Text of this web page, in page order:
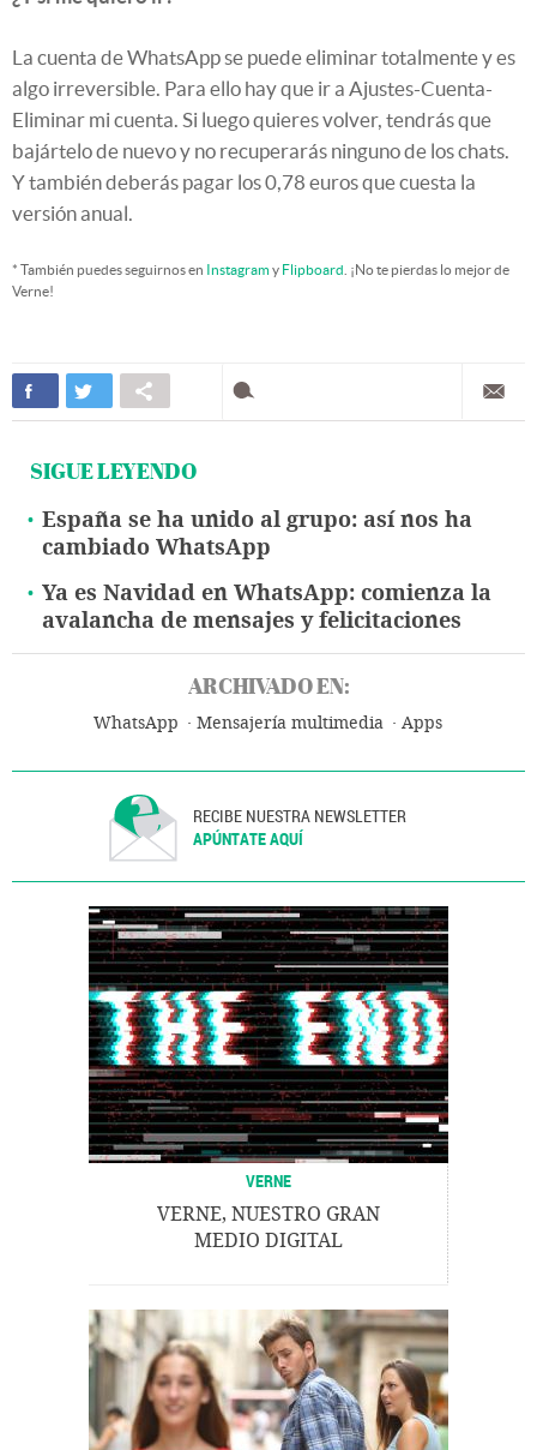
La cuenta de WhatsApp se puede eliminar totalmente y es
algo irreversible. Para ello hay que ir a Ajustes-Cuenta-
Eliminar mi cuenta. Si luego quieres volver, tendrás que
bajártelo de nuevo y no recuperarás ninguno de los chats.
Y también deberás pagar los 0,78 euros que cuesta la
versión anual.
* También puedes seguirnos en Instagramy Flipboard . ¡No te pierdas lo mejor de
Verne!
SIGUE LEYENDO
España se ha unido al grupo: así nos ha
cambiado WhatsApp
Ya es Navidad en WhatsApp: comienza la
avalancha de mensajes y felicitaciones
ARCHIVADO EN:
WhatsApp Mensajería multimedia Apps
RECIBE NUESTRA NEWSLETTER
APÚNTATE AQUÍ
VERNE
VERNE, NUESTRO GRAN
MEDIO DIGITAL